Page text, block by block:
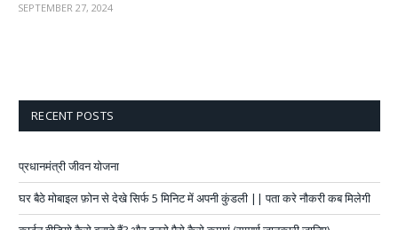
SEPTEMBER 27, 2024
RECENT POSTS
प्रधानमंत्री जीवन योजना
घर बैठे मोबाइल फ़ोन से देखे सिर्फ 5 मिनिट में अपनी कुंडली || पता करे नौकरी कब मिलेगी